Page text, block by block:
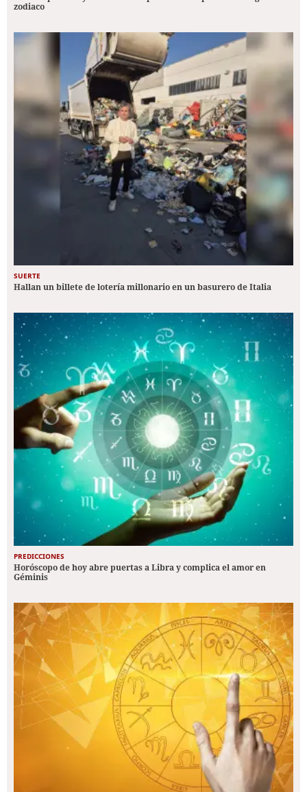
zodiaco
SUERTE
Hallan un billete de lotería millonario en un basurero de Italia
PREDICCIONES
Horóscopo de hoy abre puertas a Libra y complica el amor en
Géminis